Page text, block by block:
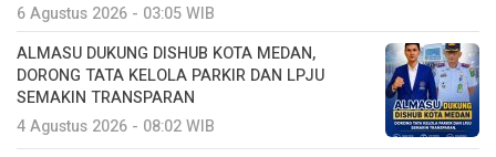
6 Agustus 2026 - 03:05 WIB
ALMASU DUKUNG DISHUB KOTA MEDAN,
DORONG TATA KELOLA PARKIR DAN LPJU
SEMAKIN TRANSPARAN
4 Agustus 2026 - 08:02 WIB